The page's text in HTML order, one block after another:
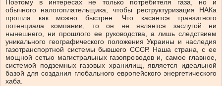
Поэтому в интересах не только потребителя газа, но и
обычного налогоплательщика, чтобы реструктуризация НАКа
прошла как можно быстрее. Что касается транзитного
потенциала компании, то он не является заслугой ни
нынешнего, ни прошлого ее руководства, а лишь следствием
уникального географического положения Украины и наследия
газотранспортной системы бывшего СССР. Наша страна, с ее
мощной сетью магистральных газопроводов и, самое главное,
системой подземных газовых хранилищ, является идеальной
базой для создания глобального европейского энергетического
хаба.